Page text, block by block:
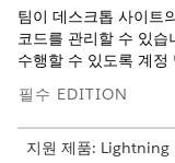
팀이 데스크톱 사이트
코드를 관리할 수 있
수행할 수 있도록 계
필수 EDITION
지원 제품: Lightning